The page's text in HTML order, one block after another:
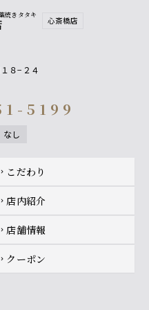
いお客様におすすめ】
３貫から倍の６貫に増え
客様に】
、お電話でご相談下さる
焼きタタキ
心斎橋店
８−２４
5199
なし
chevron_right こだわり
chevron_right 店内紹介
chevron_right 店舗情報
chevron_right クーポン